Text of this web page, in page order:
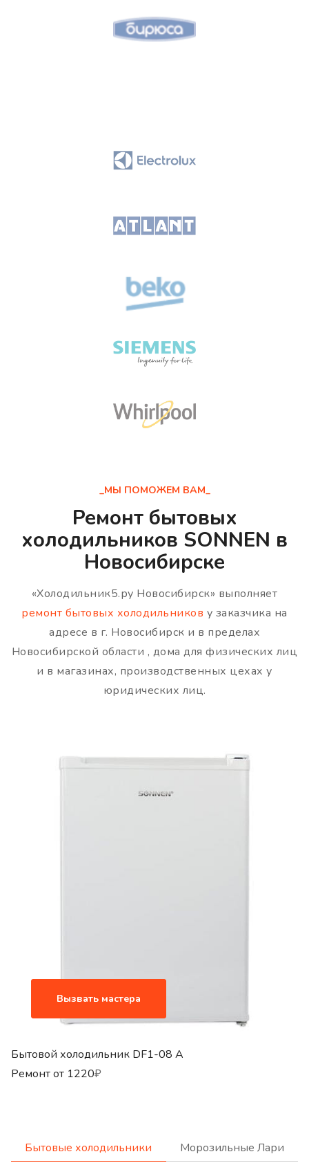
_МЫ ПОМОЖЕМ ВАМ_
Ремонт бытовых
холодильников SONNEN в
Новосибирске
«Холодильник5.ру Новосибирск» выполняет
ремонт бытовых холодильников у заказчика на
адресе в г. Новосибирск и в пределах
Новосибирской области , дома для физических лиц
и в магазинах, производственных цехах у
юридических лиц.
Вызвать мастера
Бытовой холодильник DF1-08 A
Ремонт от 1220₽
Бытовые холодильники Морозильные Лари